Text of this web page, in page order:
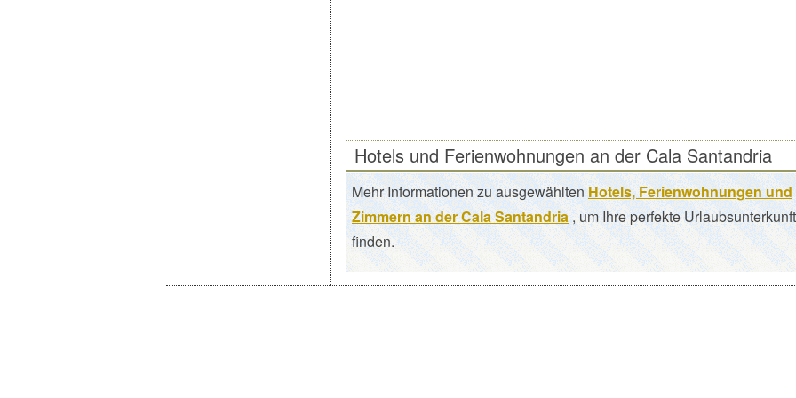
Hotels und Ferienwohnungen an der Cala Santandria
Mehr Informationen zu ausgewählten Hotels, Ferienwohnungen und
Zimmern an der Cala Santandria , um Ihre perfekte
finden.